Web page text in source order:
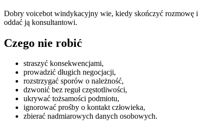
Dobry voicebot windykacyjny wie, kiedy skończyć rozmowę i
oddać ją konsultantowi.
Czego nie robić
straszyć konsekwencjami,
prowadzić długich negocjacji,
rozstrzygać sporów o należność,
dzwonić bez reguł częstotliwości,
ukrywać tożsamości podmiotu,
ignorować prośby o kontakt człowieka,
zbierać nadmiarowych danych osobowych.